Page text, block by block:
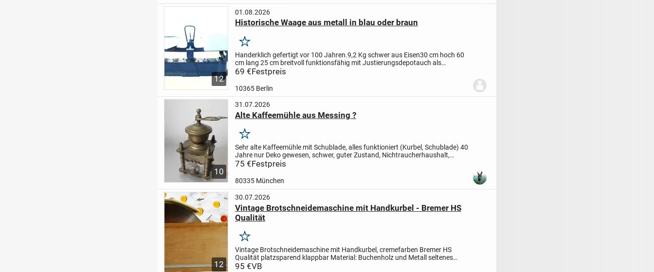
12
01.08.2026
Historische Waage aus metall in blau oder braun
Merken
Handerklich gefertigt vor 100 Jahren.9,2 Kg schwer aus Eisen30 cm hoch 60
cm lang 25 cm breitvoll funktionsfähig mit Justierungsdepotauch als
Dekoration geeignet
69 €Festpreis
10365 Berlin
10
31.07.2026
Alte Kaffeemühle aus Messing ?
Merken
Sehr alte Kaffeemühle mit Schublade, alles funktioniert (Kurbel, Schublade) 40
Jahre nur Deko gewesen, schwer, guter Zustand, Nichtraucherhaushalt,
Besichtigung erwünscht, Verkaufspreis 75 € -...
75 €Festpreis
80335 München
12
30.07.2026
Vintage Brotschneidemaschine mit Handkurbel - Bremer HS
Qualität
Merken
Vintage Brotschneidemaschine mit Handkurbel, cremefarben Bremer HS
Qualität platzsparend klappbar Material: Buchenholz und Metall seltenes
Stück- toll als Deko oder mit ein wenig Arbeit ohne...
95 €VB